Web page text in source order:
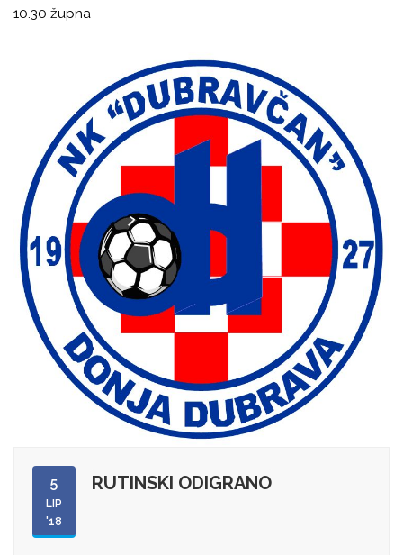
10.30 župna
5
LIP
'18
RUTINSKI ODIGRANO